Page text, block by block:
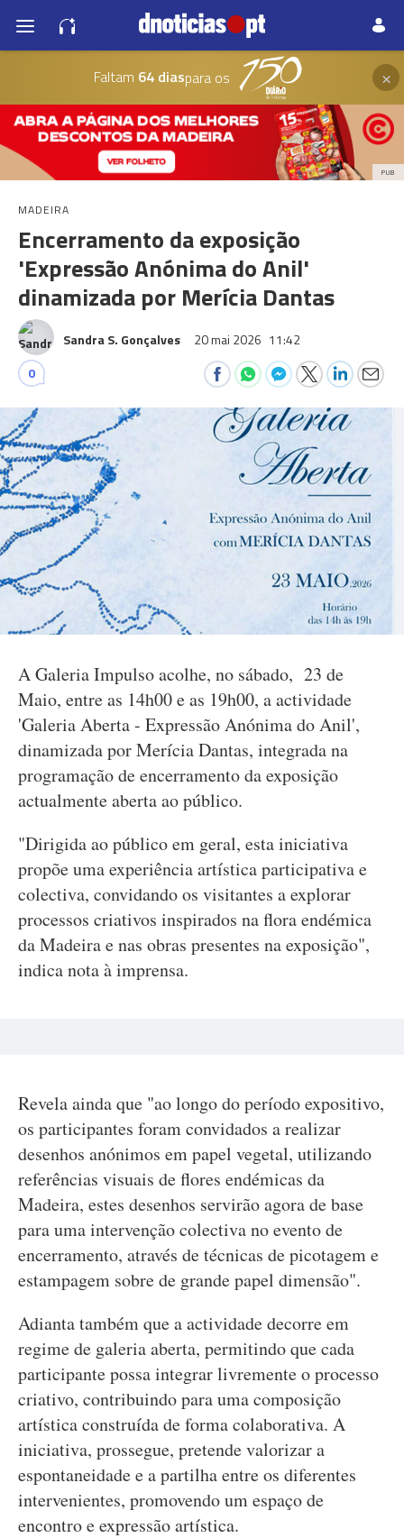
Faltam 64 diaspara os ×
PUB
MADEIRA
Encerramento da exposição
'Expressão Anónima do Anil'
dinamizada por Merícia Dantas
Sandra S. Gonçalves 20 mai 2026 11:42
0
A Galeria Impulso acolhe, no sábado, 23 de
Maio, entre as 14h00 e as 19h00, a actividade
'Galeria Aberta - Expressão Anónima do Anil',
dinamizada por Merícia Dantas, integrada na
programação de encerramento da exposição
actualmente aberta ao público.
"Dirigida ao público em geral, esta iniciativa
propõe uma experiência artística participativa e
colectiva, convidando os visitantes a explorar
processos criativos inspirados na flora endémica
da Madeira e nas obras presentes na exposição",
indica nota à imprensa.
Revela ainda que "ao longo do período expositivo,
os participantes foram convidados a realizar
desenhos anónimos em papel vegetal, utilizando
referências visuais de flores endémicas da
Madeira, estes desenhos servirão agora de base
para uma intervenção colectiva no evento de
encerramento, através de técnicas de picotagem e
estampagem sobre de grande papel dimensão".
Adianta também que a actividade decorre em
regime de galeria aberta, permitindo que cada
participante possa integrar livremente o processo
criativo, contribuindo para uma composição
artística construída de forma colaborativa. A
iniciativa, prossegue, pretende valorizar a
espontaneidade e a partilha entre os diferentes
intervenientes, promovendo um espaço de
encontro e expressão artística.